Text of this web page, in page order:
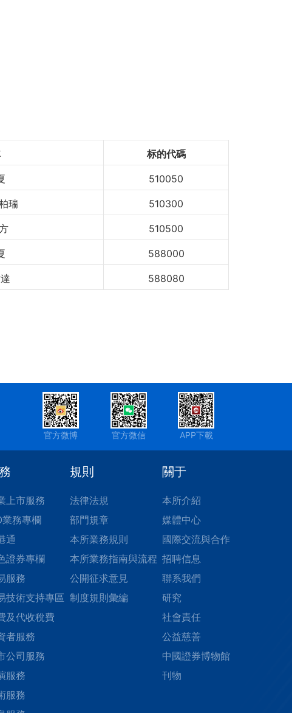
标的代碼
510050
瑞 510300
510500
588000
588080
官方微博 官方微信 APP下載
上市服務
業務專欄
通
證券專欄
服務
技術支持專區
及代收稅費
者服務
公司服務
服務
服務
規則
法律法規
部門規章
本所業務規則
本所業務指南與流程
公開征求意見
制度規則彙編
關于
本所介紹
媒體中心
國際交流與合作
招聘信息
聯系我們
研究
社會責任
公益慈善
中國證券博物館
刊物